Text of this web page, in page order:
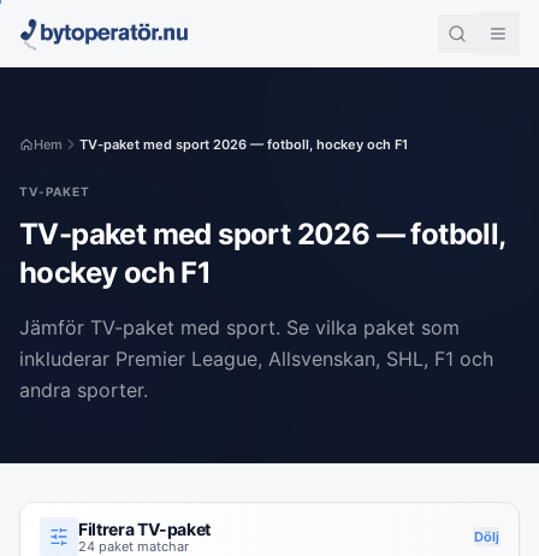
Hem TV-paket med sport 2026 — fotboll, hockey och F1
TV-PAKET
TV-paket med sport 2026 — fotboll,
hockey och F1
Jämför TV-paket med sport. Se vilka paket som
inkluderar Premier League, Allsvenskan, SHL, F1 och
andra sporter.
Filtrera TV-paket
24 paket matchar
Dölj